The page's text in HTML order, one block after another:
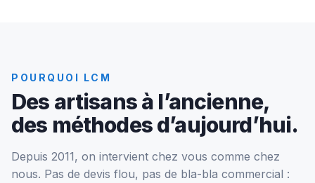
POURQUOI LCM
Des artisans à l’ancienne,
des méthodes d’aujourd’hui.
Depuis 2011, on intervient chez vous comme chez
nous. Pas de devis flou, pas de bla-bla commercial :